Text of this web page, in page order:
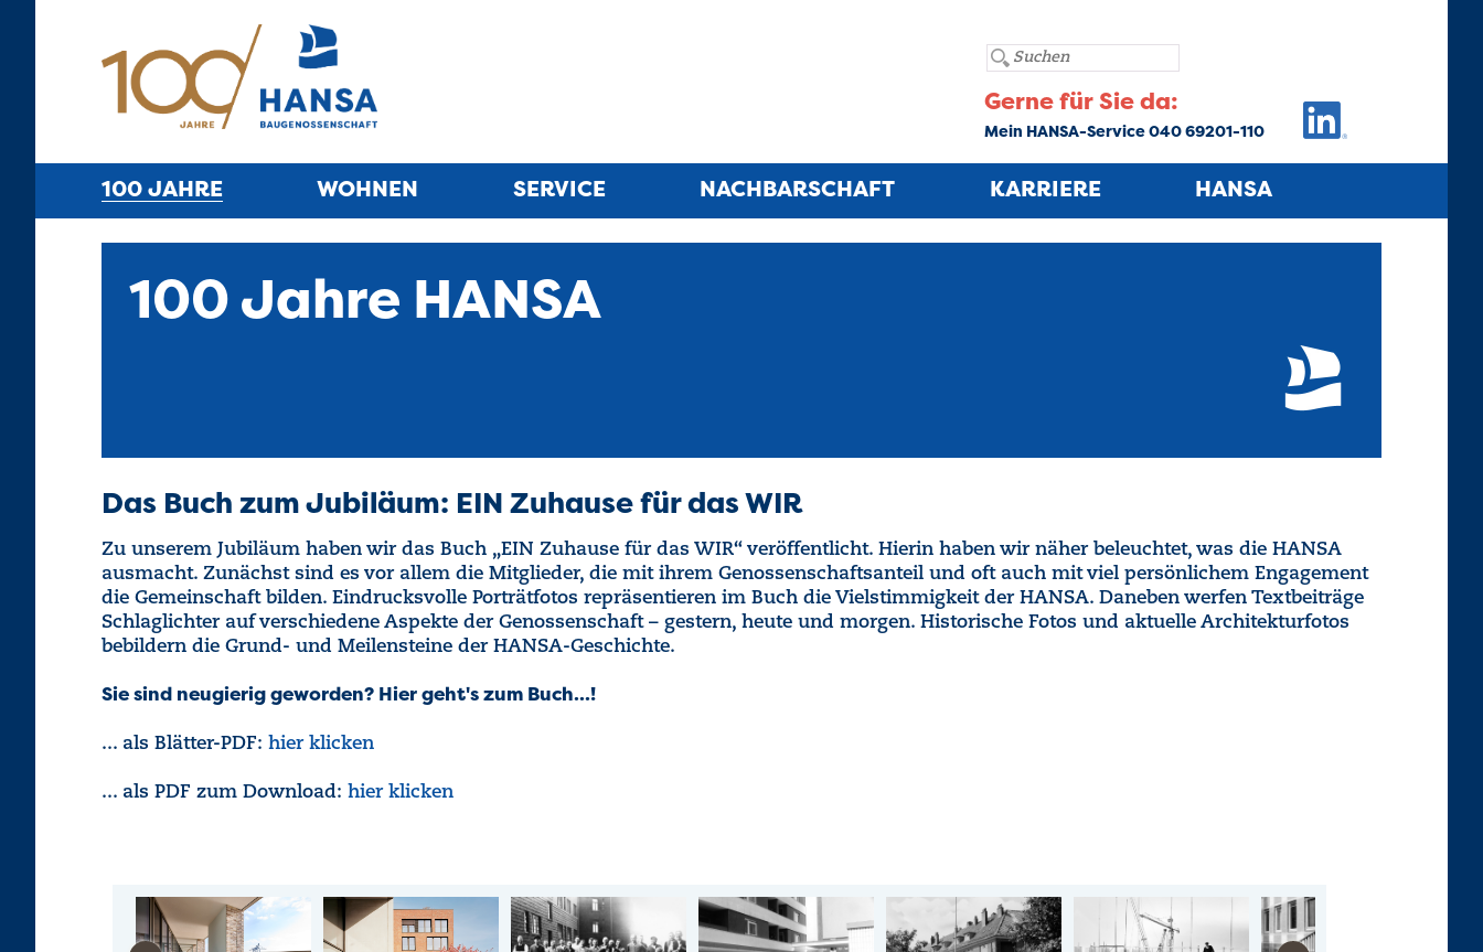
Gerne für Sie da:
Mein HANSA-Service 040 69201-110
100 JAHRE WOHNEN SERVICE NACHBARSCHAFT KARRIERE HANSA
100 Jahre HANSA
Das Buch zum Jubiläum: EIN Zuhause für das WIR
Zu unserem Jubiläum haben wir das Buch „EIN Zuhause für das WIR“ veröffentlicht. Hierin haben wir näher beleuchtet, was die HANSA
ausmacht. Zunächst sind es vor allem die Mitglieder, die mit ihrem Genossenschaftsanteil und oft auch mit viel persönlichem Engagement
die Gemeinschaft bilden. Eindrucksvolle Porträtfotos repräsentieren im Buch die Vielstimmigkeit der HANSA. Daneben werfen Textbeiträge
Schlaglichter auf verschiedene Aspekte der Genossenschaft – gestern, heute und morgen. Historische Fotos und aktuelle Architekturfotos
bebildern die Grund- und Meilensteine der HANSA-Geschichte.
Sie sind neugierig geworden? Hier geht's zum Buch...!
... als Blätter-PDF: hier klicken
... als PDF zum Download: hier klicken